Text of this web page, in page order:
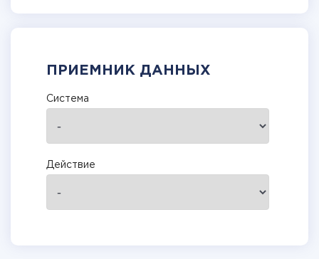
ПРИЕМНИК ДАННЫХ
Система
Действие